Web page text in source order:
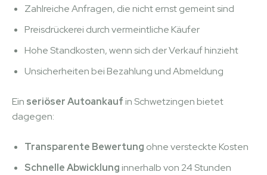
Zahlreiche Anfragen, die nicht ernst gemeint sind
Preisdrückerei durch vermeintliche Käufer
Hohe Standkosten, wenn sich der Verkauf hinzieht
Unsicherheiten bei Bezahlung und Abmeldung
Ein seriöser Autoankauf in Schwetzingen bietet
dagegen:
Transparente Bewertung ohne versteckte Kosten
Schnelle Abwicklung innerhalb von 24 Stunden